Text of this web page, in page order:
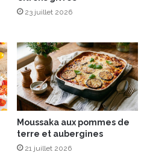
23 juillet 2026
Moussaka aux pommes de
terre et aubergines
21 juillet 2026